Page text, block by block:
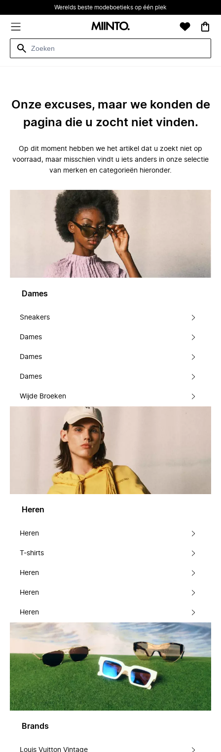
Werelds beste modeboetieks op één plek
Onze excuses, maar we konden de
pagina die u zocht niet vinden.
Op dit moment hebben we het artikel dat u zoekt niet op
voorraad, maar misschien vindt u iets anders in onze selectie
van merken en categorieën hieronder.
Dames
Sneakers
Dames
Dames
Dames
Wijde Broeken
Heren
Heren
T-shirts
Heren
Heren
Heren
Brands
Louis Vuitton Vintage